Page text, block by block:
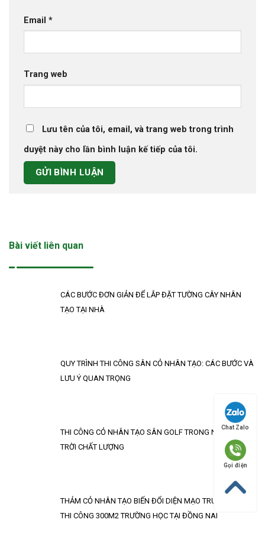
Email *
Trang web
Lưu tên của tôi, email, và trang web trong trình
duyệt này cho lần bình luận kế tiếp của tôi.
Bài viết liên quan
CÁC BƯỚC ĐƠN GIẢN ĐỂ LẮP ĐẶT TƯỜNG CÂY NHÂN
TẠO TẠI NHÀ
QUY TRÌNH THI CÔNG SÂN CỎ NHÂN TẠO: CÁC BƯỚC VÀ
LƯU Ý QUAN TRỌNG
THI CÔNG CỎ NHÂN TẠO SÂN GOLF TRONG NHÀ, NGOÀI
TRỜI CHẤT LƯỢNG
THẢM CỎ NHÂN TẠO BIẾN ĐỔI DIỆN MẠO TRƯỜNG HỌC:
THI CÔNG 300M2 TRƯỜNG HỌC TẠI ĐỒNG NAI
Chat Zalo
Gọi điện